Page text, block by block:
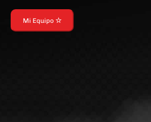
Mi Equipo